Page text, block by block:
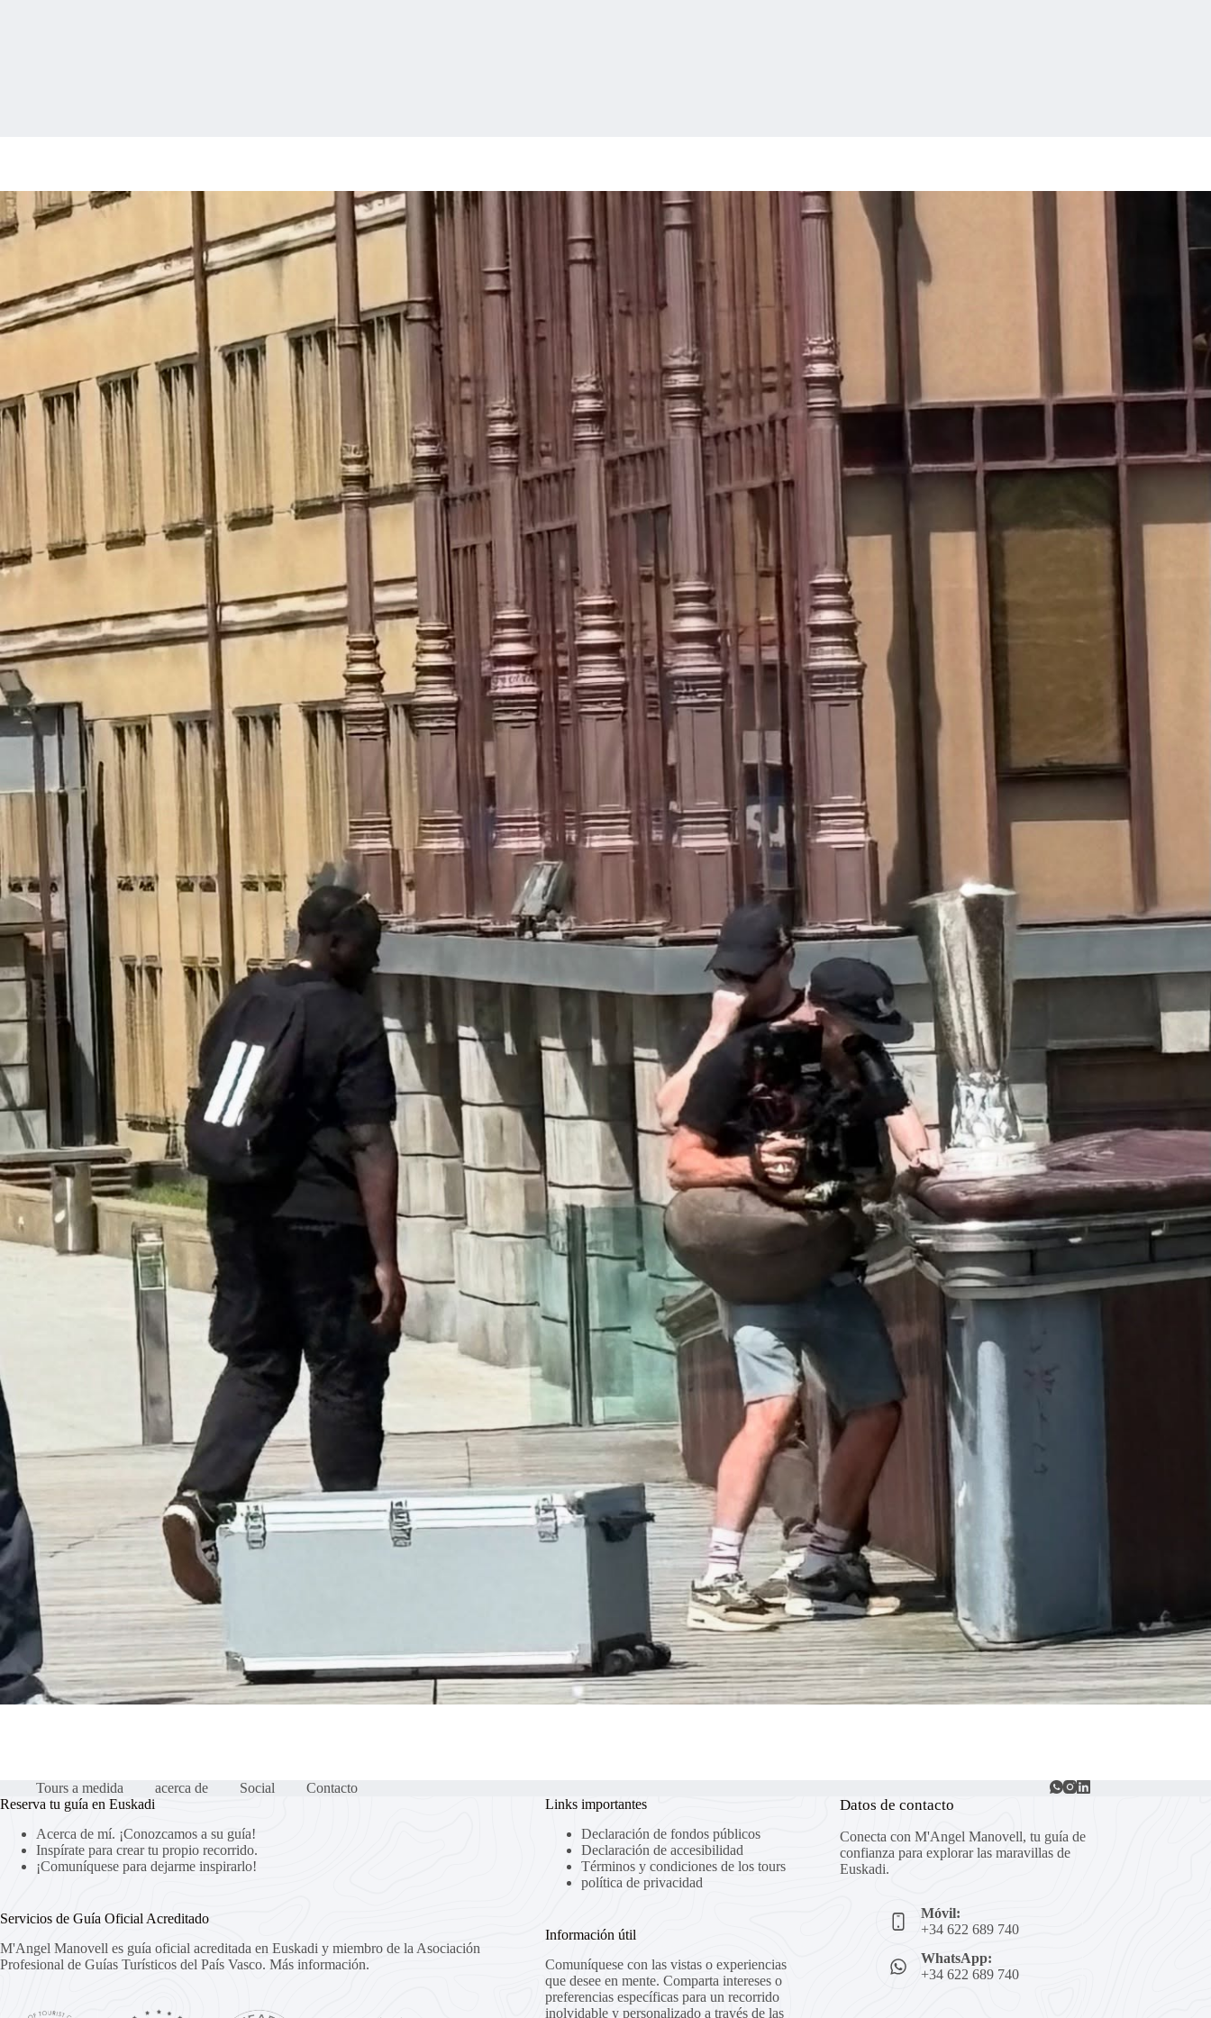
Tours a medida acerca de Social
Contacto
Reserva tu guía en Euskadi
Acerca de mí. ¡Conozcamos a su guía!
Inspírate para crear tu propio recorrido.
¡Comuníquese para dejarme inspirarlo!
Servicios de Guía Oficial Acreditado
M'Angel Manovell es guía oficial acreditada en Euskadi y miembro de la Asociación
Profesional de Guías Turísticos del País Vasco. Más información.
Links importantes
Declaración de fondos públicos
Declaración de accesibilidad
Términos y condiciones de los tours
política de privacidad
Información útil
Comuníquese con las vistas o experiencias
que desee en mente. Comparta intereses o
preferencias específicas para un recorrido
inolvidable y personalizado a través de las
Datos de contacto
Conecta con M'Angel Manovell, tu guía de
confianza para explorar las maravillas de
Euskadi.
Móvil:
+34 622 689 740
WhatsApp:
+34 622 689 740